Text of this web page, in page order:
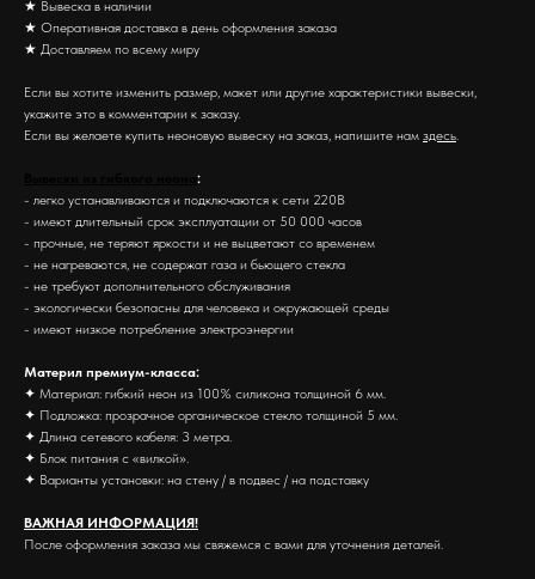
★ Вывеска в наличии
★ Оперативная доставка в день оформления заказа
★ Доставляем по всему миру
Если вы хотите изменить размер, макет или другие характеристики вывески,
укажите это в комментарии к заказу.
Если вы желаете купить неоновую вывеску на заказ, напишите нам здесь.
:
- легко устанавливаются и подключаются к сети 220В
- имеют длительный срок эксплуатации от 50 000 часов
- прочные, не теряют яркости и не выцветают со временем
- не нагреваются, не содержат газа и бьющего стекла
- не требуют дополнительного обслуживания
- экологически безопасны для человека и окружающей среды
- имеют низкое потребление электроэнергии
Материл премиум-класса:
✦ Материал: гибкий неон из 100% силикона толщиной 6 мм.
✦ Подложка: прозрачное органическое стекло толщиной 5 мм.
✦ Длина сетевого кабеля: 3 метра.
✦ Блок питания с «вилкой».
✦ Варианты установки: на стену / в подвес / на подставку
ВАЖНАЯ ИНФОРМАЦИЯ!
После оформления заказа мы свяжемся с вами для уточнения деталей.